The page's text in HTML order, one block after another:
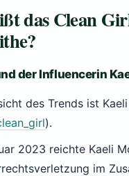
das Clean
der Influencerin
des Trends ist
).
2023 reichte Kaeli
im